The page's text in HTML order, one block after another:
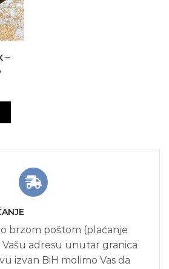
–
brzom poštom (plaćanje
adresu unutar granica
izvan BiH molimo Vas da